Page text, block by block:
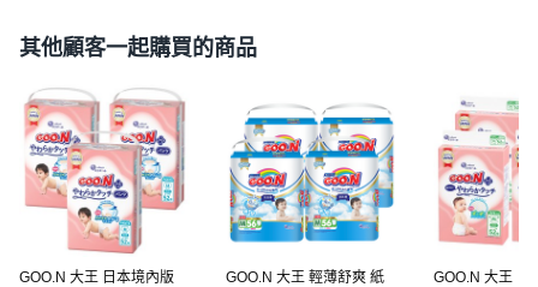
其他顧客一起購買的商品
GOO.N 大王 日本境內版
GOO.N 大王 輕薄舒爽 紙
GOO.N 大王 日